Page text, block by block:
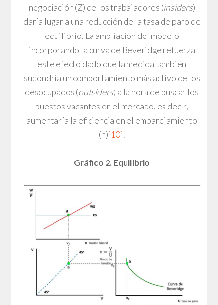
negociación (Z) de los trabajadores (insiders)
daría lugar a una reducción de la tasa de paro de
equilibrio. La ampliación del modelo
incorporando la curva de Beveridge refuerza
este efecto dado que la medida también
supondría un comportamiento más activo de los
desocupados (outsiders) a la hora de buscar los
puestos vacantes en el mercado, es decir,
aumentaría la eficiencia en el emparejamiento
(h)[10].
Gráfico 2. Equilibrio